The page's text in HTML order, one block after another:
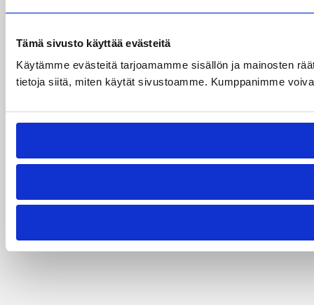
Tämä sivusto käyttää evästeitä
Käytämme evästeitä tarjoamamme sisällön ja mainosten
tietoja siitä, miten käytät sivustoamme. Kumppanimme